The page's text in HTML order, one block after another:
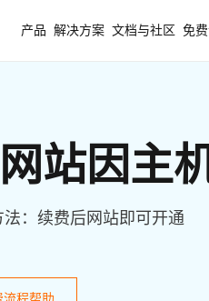
产品 解决方案 文档与社区 免
站因主
法：续费后网站即可开通